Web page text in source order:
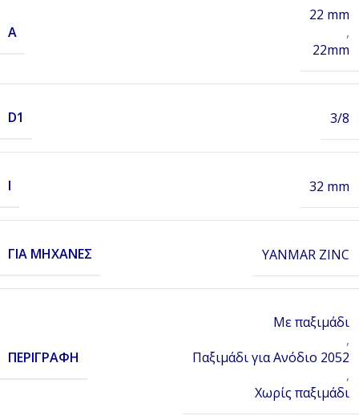
A
22 mm
,
22mm
D1 3/8
I 32 mm
ΓΙΑ ΜΗΧΑΝΈΣ YANMAR ZINC
ΠΕΡΙΓΡΑΦΉ
Με παξιμάδι
,
Παξιμάδι για Ανόδιο 2052
,
Χωρίς παξιμάδι